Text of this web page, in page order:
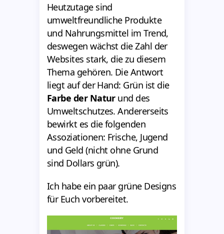
Heutzutage sind
umweltfreundliche Produkte
und Nahrungsmittel im Trend,
deswegen wächst die Zahl der
Websites stark, die zu diesem
Thema gehören. Die Antwort
liegt auf der Hand: Grün ist die
Farbe der Naturund des
Umweltschutzes. Andererseits
bewirkt es die folgenden
Assoziationen: Frische, Jugend
und Geld (nicht ohne Grund
sind Dollars grün).
Ich habe ein paar grüne Designs
für Euch vorbereitet.